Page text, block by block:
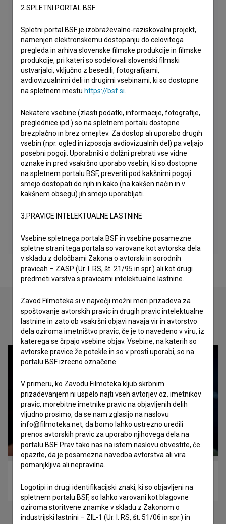
Oglejte si
drama, glasbeni
2.SPLETNI PORTAL BSF
Spletni portal BSF je izobraževalno-raziskovalni projekt,
namenjen elektronskemu dostopanju do celovitega
pregleda in arhiva slovenske filmske produkcije in filmske
produkcije, pri kateri so sodelovali slovenski filmski
ustvarjalci, vključno z besedili, fotografijami,
avdiovizualnimi deli in drugimi vsebinami, ki so dostopne
na spletnem mestu https://bsf.si
Nekatere vsebine (zlasti podatki, informacije, fotografije,
preglednice ipd.) so na spletnem portalu dostopne
brezplačno in brez omejitev. Za dostop ali uporabo drugih
vsebin (npr. ogled in izposoja avdiovizualnih del) pa veljajo
posebni pogoji. Uporabniki o dolžni prebrati vse vidne
oznake in pred vsakršno uporabo vsebin, ki so dostopne
na spletnem portalu BSF, preveriti pod kakšnimi pogoji
smejo dostopati do njih in kako (na kakšen način in v
kakšnem obsegu) jih smejo uporabljati.
3.PRAVICE INTELEKTUALNE LASTNINE
Vsebine spletnega portala BSF in vsebine posamezne
spletne strani tega portala so varovane kot avtorska dela
v skladu z določbami Zakona o avtorski in sorodnih
pravicah – ZASP (Ur. l. RS, št. 21/95 in spr.) ali kot drugi
predmeti varstva s pravicami intelektualne lastnine.
Zavod Filmoteka si v največji možni meri prizadeva za
spoštovanje avtorskih pravic in drugih pravic intelektualne
lastnine in zato ob vsakršni objavi navaja vir in avtorstvo
dela oziroma imetništvo pravic, če je to navedeno v viru, iz
katerega se črpajo vsebine objav. Vsebine, na katerih so
avtorske pravice že potekle in so v prosti uporabi, so na
portalu BSF izrecno označene.
V primeru, ko Zavodu Filmoteka kljub skrbnim
prizadevanjem ni uspelo najti vseh avtorjev oz. imetnikov
pravic, morebitne imetnike pravic na objavljenih delih
vljudno prosimo, da se nam zglasijo na naslovu
info@filmoteka.net, da bomo lahko ustrezno uredili
prenos avtorskih pravic za uporabo njihovega dela na
portalu BSF. Prav tako nas na istem naslovu obvestite, če
opazite, da je posamezna navedba avtorstva ali vira
pomanjkljiva ali nepravilna.
Logotipi in drugi identifikacijski znaki, ki so objavljeni na
spletnem portalu BSF, so lahko varovani kot blagovne
oziroma storitvene znamke v skladu z Zakonom o
industrijski lastnini – ZIL-1 (Ur. l. RS, št. 51/06 in spr.) in